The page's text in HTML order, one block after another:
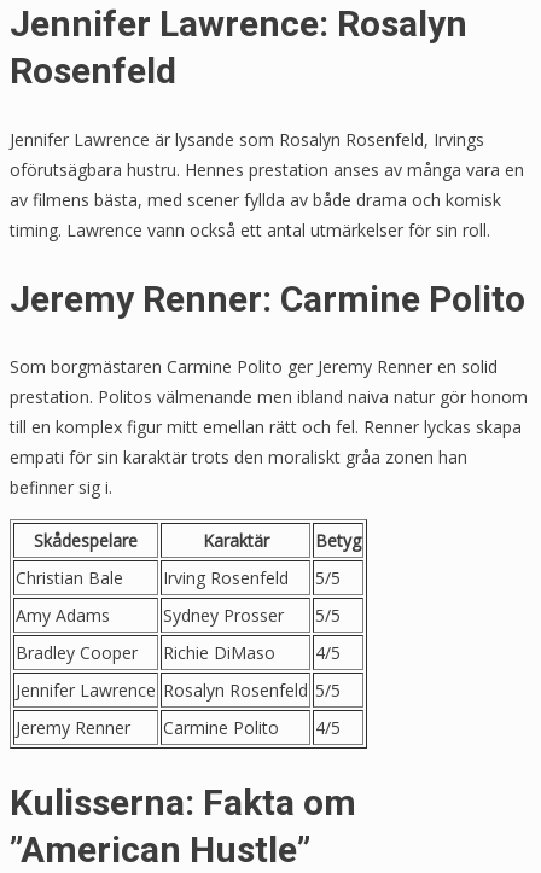
Jennifer Lawrence: Rosalyn
Rosenfeld
Jennifer Lawrence är lysande som Rosalyn Rosenfeld, Irvings
oförutsägbara hustru. Hennes prestation anses av många vara en
av filmens bästa, med scener fyllda av både drama och komisk
timing. Lawrence vann också ett antal utmärkelser för sin roll.
Jeremy Renner: Carmine Polito
Som borgmästaren Carmine Polito ger Jeremy Renner en solid
prestation. Politos välmenande men ibland naiva natur gör honom
till en komplex figur mitt emellan rätt och fel. Renner lyckas skapa
empati för sin karaktär trots den moraliskt gråa zonen han
befinner sig i.
Skådespelare Karaktär
Betyg
Christian Bale
Irving Rosenfeld
5/5
Amy Adams
Sydney Prosser
5/5
Bradley Cooper
Richie DiMaso
4/5
Jennifer Lawrence Rosalyn Rosenfeld 5/5
Jeremy Renner
Carmine Polito 4/5
Kulisserna: Fakta om
”American Hustle”